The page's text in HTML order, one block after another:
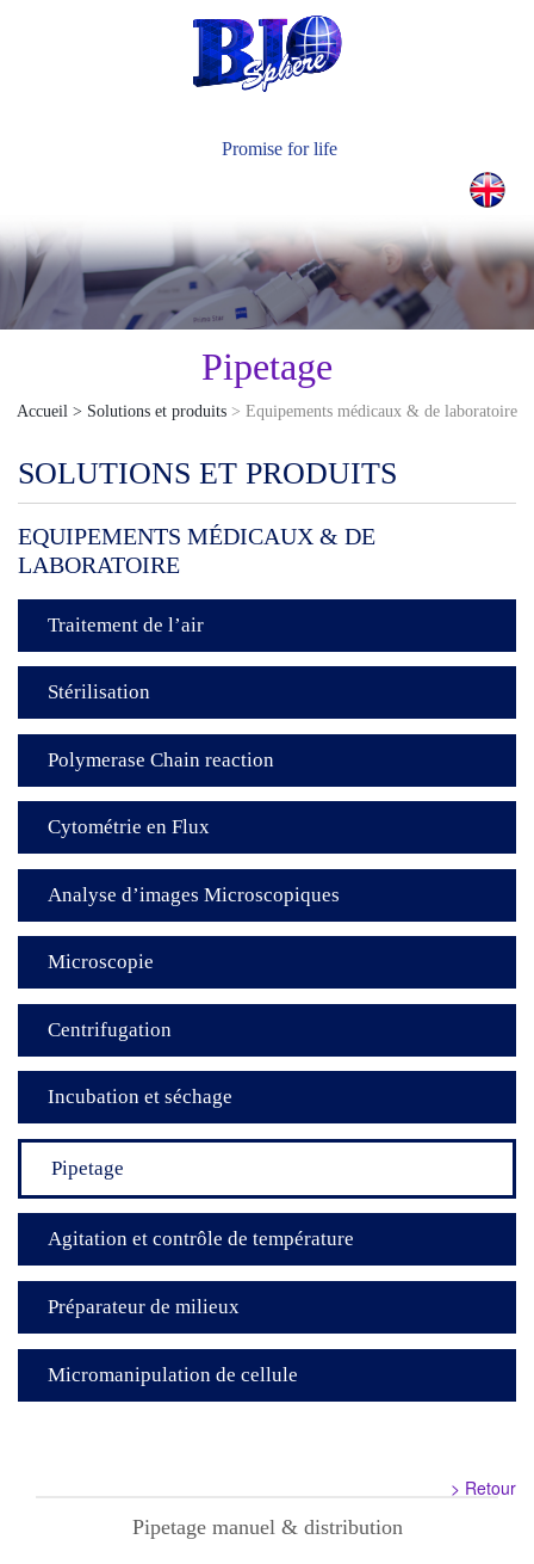
Promise for life
Pipetage
Accueil > Solutions et produits > Equipements médicaux & de laboratoire
SOLUTIONS ET PRODUITS
EQUIPEMENTS MÉDICAUX & DE
LABORATOIRE
Traitement de l’air
Stérilisation
Polymerase Chain reaction
Cytométrie en Flux
Analyse d’images Microscopiques
Microscopie
Centrifugation
Incubation et séchage
Pipetage
Agitation et contrôle de température
Préparateur de milieux
Micromanipulation de cellule
> Retour
Pipetage manuel & distribution